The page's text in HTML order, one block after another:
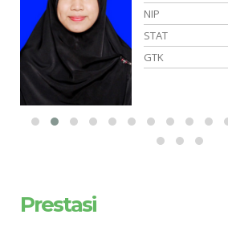
NIP
STAT
GTK
Prestasi